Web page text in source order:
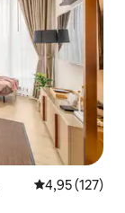
Évaluation
4,95 (127)